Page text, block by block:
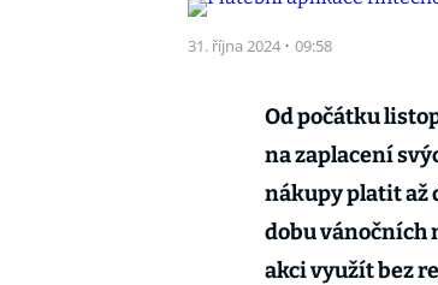
31. října 2024 · 09:58
Od počátku
na zaplacení
nákupy platit až
dobu vánočních
akci využít bez